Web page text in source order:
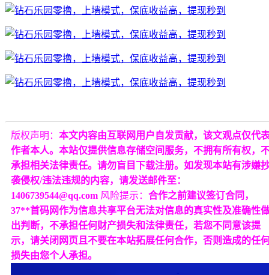
版权声明： 本文内容由互联网用户自发贡献，该文观点仅代
作者本人。本站仅提供信息存储空间服务，不拥有所有权，
承担相关法律责任。请勿盲目下载注册。如发现本站有涉嫌
袭侵权/违法违规的内容，请发送邮件至：
1406739544@qq.com 风险提示： 合作之前建议签订合同，
37**首码网作为信息共享平台无法对信息的真实性及准确性
出判断，不承担任何财产损失和法律责任，若您不同意该提
示，请关闭网页且不要在本站拓展任何合作，否则造成的任
损失由您个人承担。